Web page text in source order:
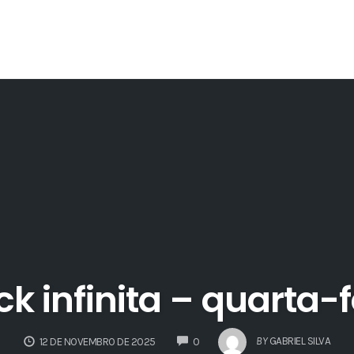
infinita – quarta-
12 DE NOVEMBRO DE 2025 0COMMENTS BY GABRIEL SILVA